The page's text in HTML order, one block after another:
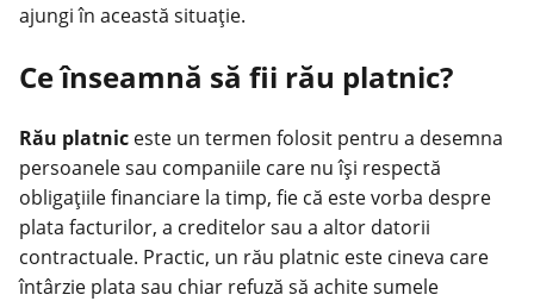
ajungi în această situație.
Ce înseamnă să fii rău platnic?
Rău platnic este un termen folosit pentru a desemna
persoanele sau companiile care nu își respectă
obligațiile financiare la timp, fie că este vorba despre
plata facturilor, a creditelor sau a altor datorii
contractuale. Practic, un rău platnic este cineva care
întârzie plata sau chiar refuză să achite sumele